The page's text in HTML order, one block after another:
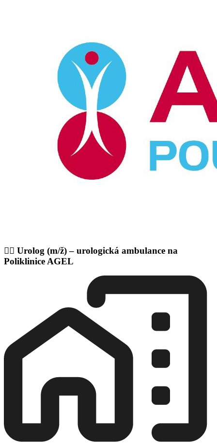
👨‍⚕️ Urolog (m/ž) – urologická ambulance na
Poliklinice AGEL